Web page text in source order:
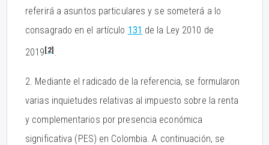
referirá a asuntos particulares y se someterá a lo
consagrado en el artículo 131 de la Ley 2010 de
2019[2].
2. Mediante el radicado de la referencia, se formularon
varias inquietudes relativas al impuesto sobre la renta
y complementarios por presencia económica
significativa (PES) en Colombia. A continuación, se